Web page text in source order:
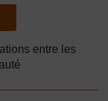
entre les